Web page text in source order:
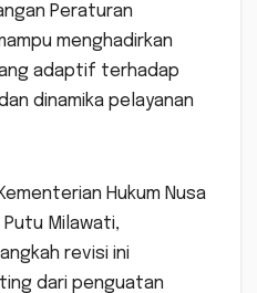
Peraturan
menghadirkan
adaptif terhadap
dinamika pelayanan
Hukum Nusa
Putu Milawati,
revisi ini
dari penguatan